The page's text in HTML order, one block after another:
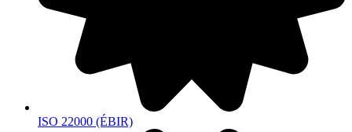
ISO 22000 (ÉBIR)